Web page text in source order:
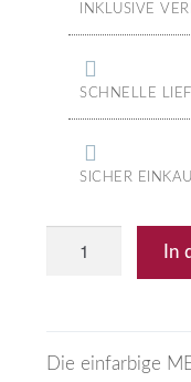
INKLUSIVE
SCHNELLE
SICHER
In
Die einfarbige